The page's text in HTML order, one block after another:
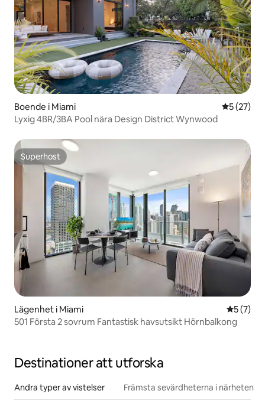
Boende i Miami 5 av 5 i
5 (27)
Lyxig 4BR/3BA Pool nära Design District Wynwood
Superhost
Superhost
Lägenhet i Miami 5 av 5 i
5 (7)
501 Första 2 sovrum Fantastisk havsutsikt Hörnbalkong
Destinationer att utforska
Andra typer av vistelser Främsta sevärdheterna i närheten